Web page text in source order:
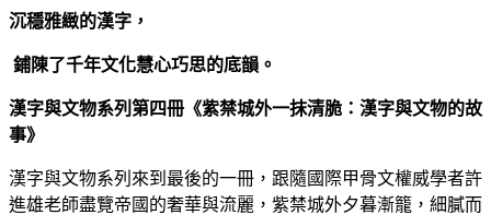
沉穩雅緻的漢字，
鋪陳了千年文化慧心巧思的底韻。
漢字與文物系列第四冊《紫禁城外一抹清脆：漢字與文物的故
事》
漢字與文物系列來到最後的一冊，跟隨國際甲骨文權威學者許
進雄老師盡覽帝國的奢華與流麗，紫禁城外夕暮漸籠，細膩而